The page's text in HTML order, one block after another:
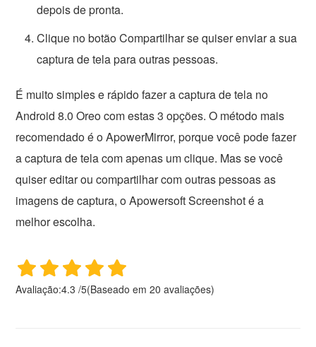
depois de pronta.
Clique no botão Compartilhar se quiser enviar a sua
captura de tela para outras pessoas.
É muito simples e rápido fazer a captura de tela no
Android 8.0 Oreo com estas 3 opções. O método mais
recomendado é o ApowerMirror, porque você pode fazer
a captura de tela com apenas um clique. Mas se você
quiser editar ou compartilhar com outras pessoas as
imagens de captura, o Apowersoft Screenshot é a
melhor escolha.
Avaliação:4.3 /5(Baseado em20 avaliações)